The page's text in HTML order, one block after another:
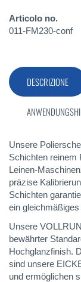
Articolo no.
011-FM230-conf
DESCRIZIONE
Unsere
Schichten reinem
Leinen-
präzise
Schichten
ein gleichmäßiges
Unsere
bewährter
Hochglanzfinish.
sind unsere
und ermöglichen